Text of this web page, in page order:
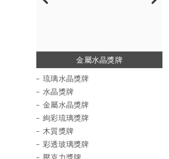
琉璃水晶獎牌
水晶獎牌
金屬水晶獎牌
絢彩琉璃獎牌
木質獎牌
彩透玻璃獎牌
壓克力獎牌
水晶陶瓷獎牌
運動徽章
琉璃水晶獎牌
水晶獎牌
金屬水晶獎牌
絢彩琉璃獎牌
木質獎牌
彩透玻璃獎牌
壓克力獎牌